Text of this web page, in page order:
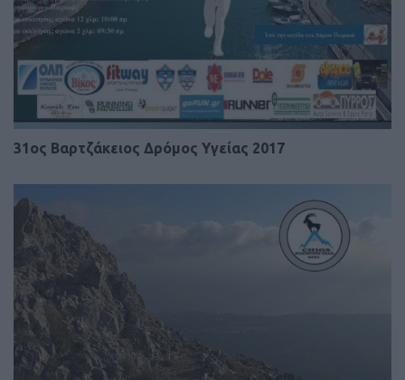
31ος Βαρτζάκειος Δρόμος Υγείας 2017